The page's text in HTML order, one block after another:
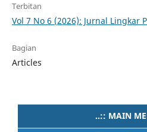
Terbitan
Vol 7 No 6 (2026): Jurnal Lingkar
Bagian
Articles
..:: MAIN